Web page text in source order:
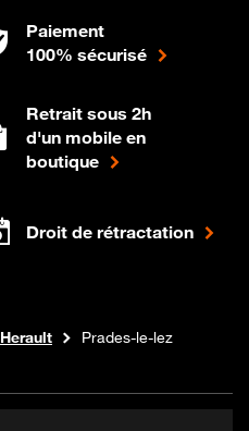
Paiement
100% sécurisé
Retrait sous 2h
d'un mobile en
boutique
Droit de rétractation
Herault Prades-le-lez